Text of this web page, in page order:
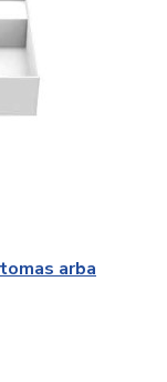
arba